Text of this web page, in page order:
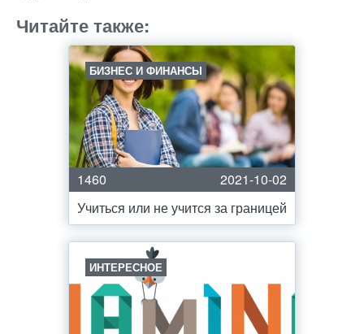
Читайте также:
БИЗНЕС И ФИНАНСЫ
1460
2021-10-02
Учиться или не учится за границей
ИНТЕРЕСНОЕ